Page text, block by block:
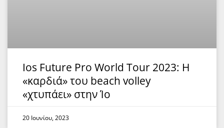
Ios Future Pro World Tour 2023: Η
«καρδιά» του beach volley
«χτυπάει» στην Ίο
20 Ιουνίου, 2023